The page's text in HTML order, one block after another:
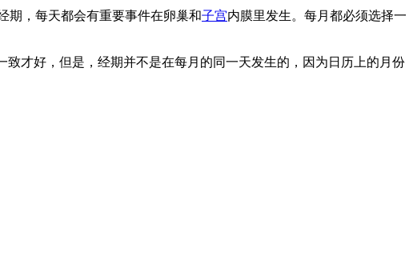
期，每天都会有重要事件在卵巢和子宫内膜里发生。每月都必须选择一
才好，但是，经期并不是在每月的同一天发生的，因为日历上的月份